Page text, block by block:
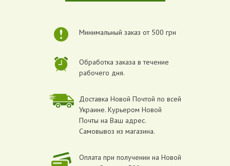
Минимальный заказ от 500 грн
Обработка заказа в течение
рабочего дня.
Доставка Новой Почтой по всей
Украине. Курьером Новой
Почты на Ваш адрес.
Самовывоз из магазина.
Оплата при получении на Новой